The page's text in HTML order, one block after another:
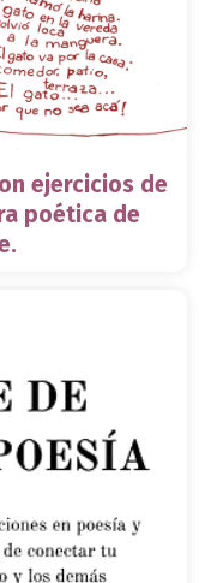
ejercicios de
poética de